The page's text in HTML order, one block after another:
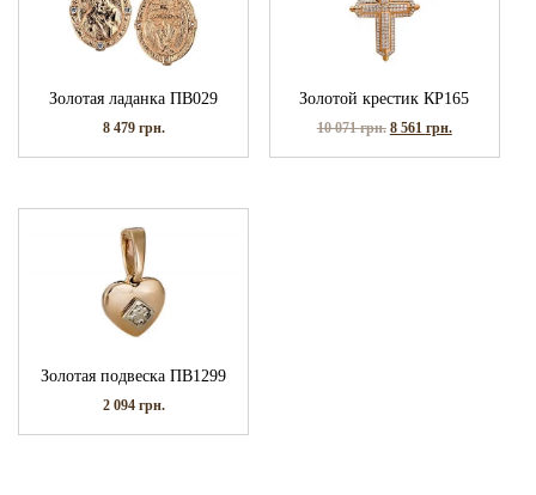
Золотая ладанка ПВ029
8 479 грн.
Золотой крестик КР165
10 071грн. 8 561 грн.
Золотая подвеска ПВ1299
2 094 грн.